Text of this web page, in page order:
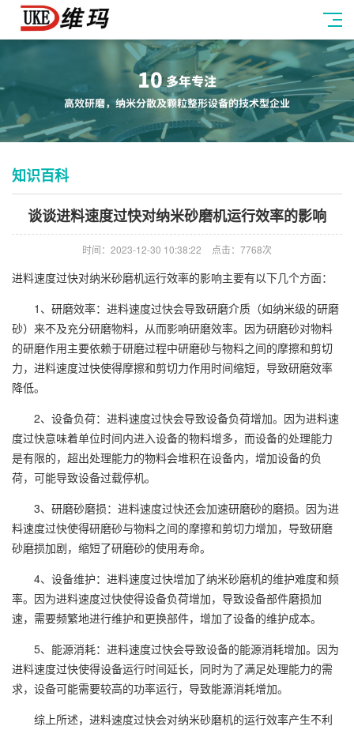
知识百科
谈谈进料速度过快对纳米砂磨机运行效率的影响
时间：2023-12-30 10:38:22 点击：7768次
进料速度过快对纳米砂磨机运行效率的影响主要有以下几个方面：
1、研磨效率：进料速度过快会导致研磨介质（如纳米级的研磨
砂）来不及充分研磨物料，从而影响研磨效率。因为研磨砂对物料
的研磨作用主要依赖于研磨过程中研磨砂与物料之间的摩擦和剪切
力，进料速度过快使得摩擦和剪切力作用时间缩短，导致研磨效率
降低。
2、设备负荷：进料速度过快会导致设备负荷增加。因为进料速
度过快意味着单位时间内进入设备的物料增多，而设备的处理能力
是有限的，超出处理能力的物料会堆积在设备内，增加设备的负
荷，可能导致设备过载停机。
3、研磨砂磨损：进料速度过快还会加速研磨砂的磨损。因为进
料速度过快使得研磨砂与物料之间的摩擦和剪切力增加，导致研磨
砂磨损加剧，缩短了研磨砂的使用寿命。
4、设备维护：进料速度过快增加了纳米砂磨机的维护难度和频
率。因为进料速度过快使得设备负荷增加，导致设备部件磨损加
速，需要频繁地进行维护和更换部件，增加了设备的维护成本。
5、能源消耗：进料速度过快会导致设备的能源消耗增加。因为
进料速度过快使得设备运行时间延长，同时为了满足处理能力的需
求，设备可能需要较高的功率运行，导致能源消耗增加。
综上所述，进料速度过快会对纳米砂磨机的运行效率产生不利